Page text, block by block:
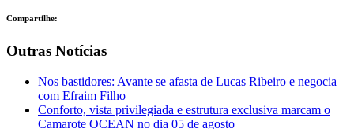
Compartilhe:
Outras Notícias
Nos bastidores: Avante se afasta de Lucas Ribeiro e negocia
com Efraim Filho
Conforto, vista privilegiada e estrutura exclusiva marcam o
Camarote OCEAN no dia 05 de agosto